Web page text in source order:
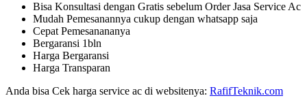
Bisa Konsultasi dengan Gratis sebelum Order Jasa Service Ac
Mudah Pemesanannya cukup dengan whatsapp saja
Cepat Pemesanananya
Bergaransi 1bln
Harga Bergaransi
Harga Transparan
Anda bisa Cek harga service ac di websitenya: RafifTeknik.com